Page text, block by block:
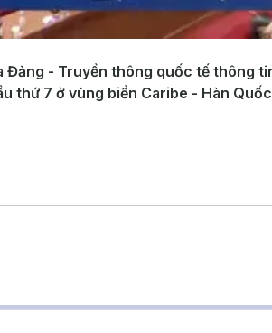
- Truyền thông quốc tế thông
thứ 7 ở vùng biển Caribe - Hàn